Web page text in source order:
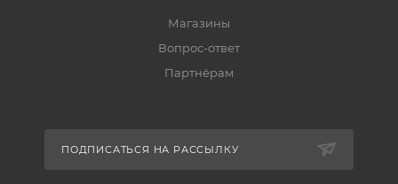
Магазины
Вопрос-ответ
Партнёрам
ПОДПИСАТЬСЯ НА РАССЫЛКУ